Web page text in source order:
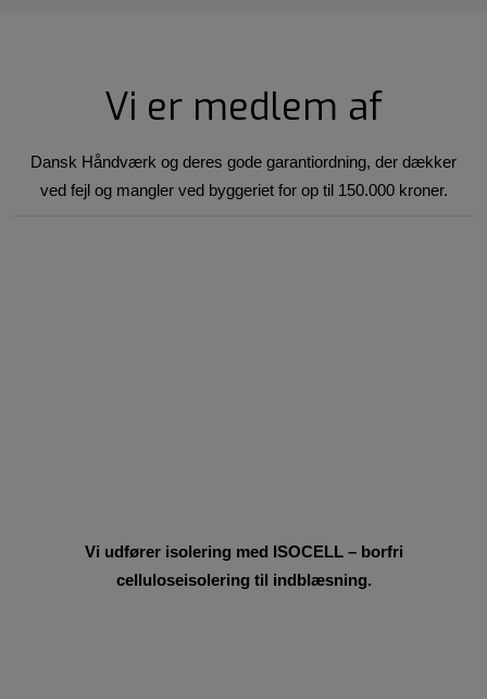
Vi er medlem af
Dansk Håndværk og deres gode garantiordning, der dækker
ved fejl og mangler ved byggeriet for op til 150.000 kroner.
Vi udfører isolering med ISOCELL – borfri
celluloseisolering til indblæsning.